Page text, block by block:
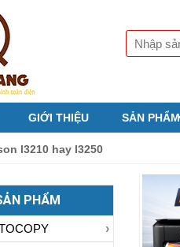
GIỚI THIỆU SẢN PHẨM
l3210 hay l3250
PHẨM